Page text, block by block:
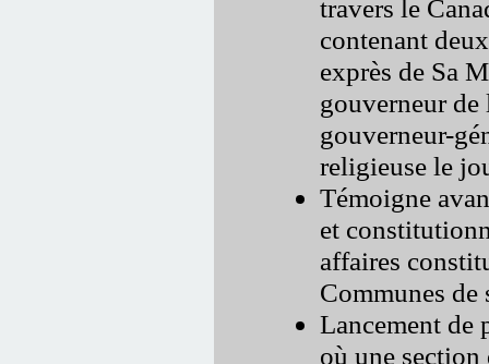
travers le
contenant
exprès de Sa
gouverneur de
gouverneur-
religieuse le
Témoigne
et
affaires
Communes de
Lancement de
où une section